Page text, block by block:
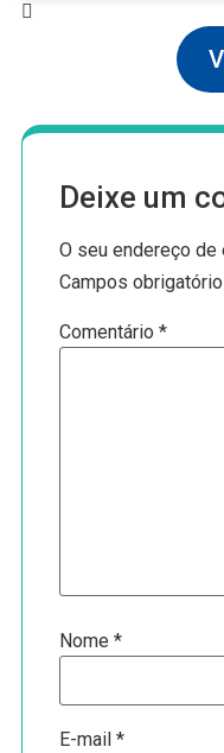
Deixe um
O seu endereço de
Campos
Comentário*
Nome*
E-mail*